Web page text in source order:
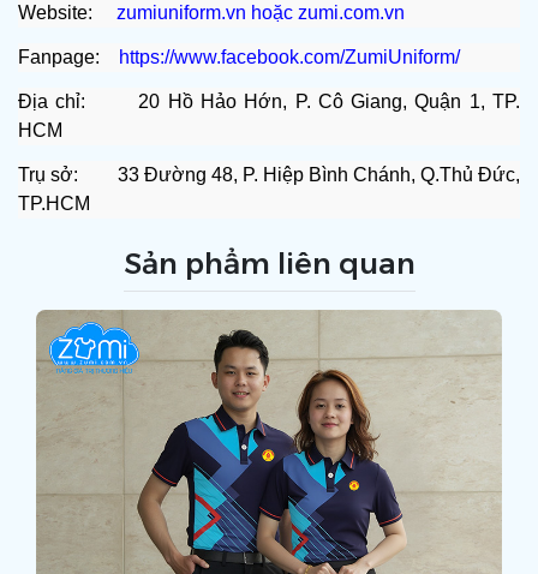
Website: zumiuniform.vn hoặc zumi.com.vn
Fanpage: https://www.facebook.com/ZumiUniform/
Địa chỉ: 20 Hồ Hảo Hớn, P. Cô Giang, Quận 1, TP.
HCM
Trụ sở: 33 Đường 48, P. Hiệp Bình Chánh, Q.Thủ Đức,
TP.HCM
Sản phẩm liên quan